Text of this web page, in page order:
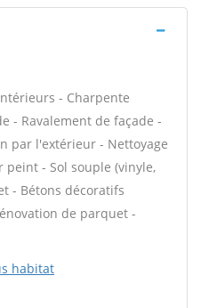
- Charpente
- Ravalement de façade -
par l'extérieur - Nettoyage
peint - Sol souple (vinyle,
- Bétons décoratifs
de parquet -
habitat